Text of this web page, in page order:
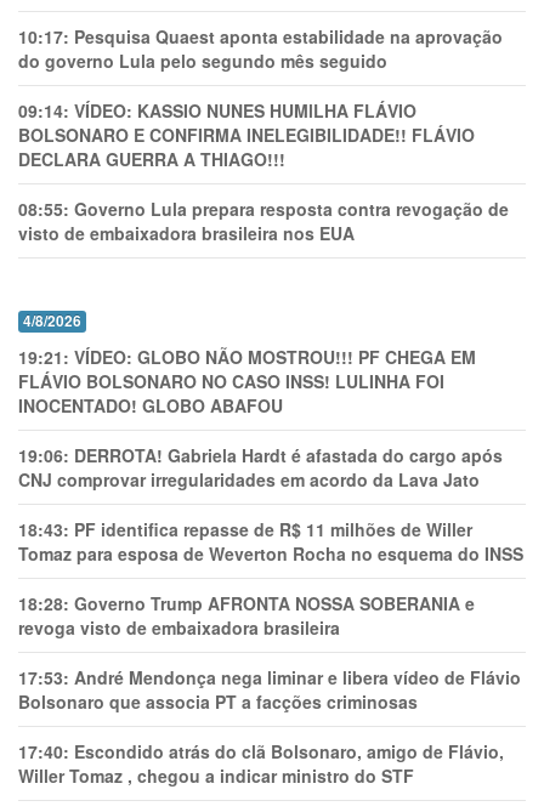
10:17: Pesquisa Quaest aponta estabilidade na aprovação
do governo Lula pelo segundo mês seguido
09:14: VÍDEO: KASSIO NUNES HUMlLHA FLÁVIO
BOLSONARO E CONFIRMA INELEGIBILIDADE!! FLÁVIO
DECLARA GUERRA A THIAGO!!!
08:55: Governo Lula prepara resposta contra revogação de
visto de embaixadora brasileira nos EUA
4/8/2026
19:21: VÍDEO: GLOBO NÃO MOSTROU!!! PF CHEGA EM
FLÁVIO BOLSONARO NO CASO INSS! LULINHA FOI
INOCENTADO! GLOBO ABAFOU
19:06: DERROTA! Gabriela Hardt é afastada do cargo após
CNJ comprovar irregularidades em acordo da Lava Jato
18:43: PF identifica repasse de R$ 11 milhões de Willer
Tomaz para esposa de Weverton Rocha no esquema do INSS
18:28: Governo Trump AFRONTA NOSSA SOBERANIA e
revoga visto de embaixadora brasileira
17:53: André Mendonça nega liminar e libera vídeo de Flávio
Bolsonaro que associa PT a facções criminosas
17:40: Escondido atrás do clã Bolsonaro, amigo de Flávio,
Willer Tomaz , chegou a indicar ministro do STF